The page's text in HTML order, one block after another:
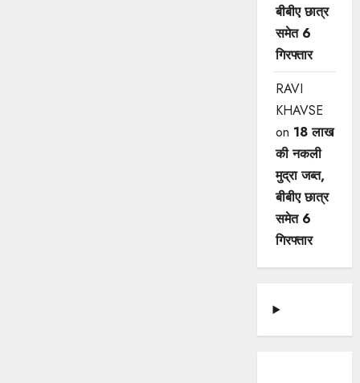
बीबीए छात्र
समेत 6
गिरफ्तार
RAVI
KHAVSE
on 18 लाख
की नकली
मुद्रा जब्त,
बीबीए छात्र
समेत 6
गिरफ्तार